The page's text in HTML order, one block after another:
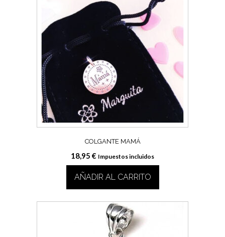
COLGANTE MAMÁ
18,95 € Impuestos incluidos
AÑADIR AL CARRITO